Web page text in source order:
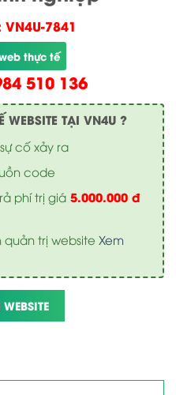
7841
thực tế
510 136
TẠI VN4U ?
cố xảy ra
code
phí trị giá 5.000.000 đ
trị website Xem